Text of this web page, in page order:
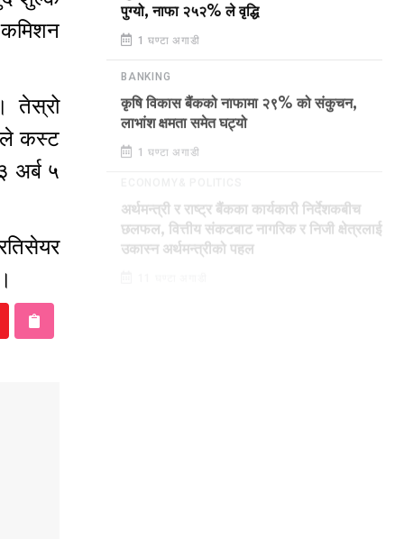
तेस्रो
कस्ट
अर्ब ५
पुग्यो, नाफा २५२% ले वृद्धि
1 घण्टा अगाडी
BANKING
कृषि विकास बैंकको नाफामा २९% को संकुचन,
लाभांश क्षमता समेत घट्यो
1 घण्टा अगाडी
ECONOMY& POLITICS
अर्थमन्त्री र राष्ट्र बैंकका कार्यकारी निर्देशकबीच
छलफल, वित्तीय संकटबाट नागरिक र निजी क्षेत्रलाई